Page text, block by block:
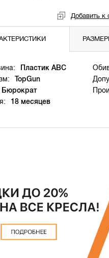
Добавить к
Пластик ABC
TopGun
Бюрократ
18 месяцев